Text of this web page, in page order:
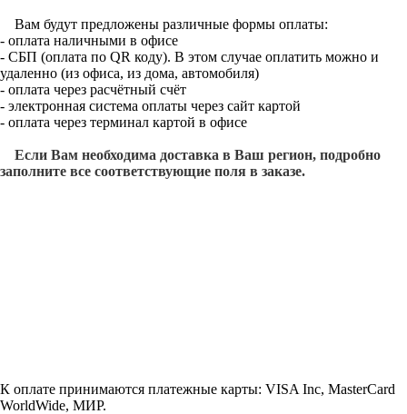
Вам будут предложены различные формы оплаты:
- оплата наличными в офисе
- СБП (оплата по QR коду). В этом случае оплатить можно и
удаленно (из офиса, из дома, автомобиля)
- оплата через расчётный счёт
- электронная система оплаты через сайт картой
- оплата через терминал картой в офисе
Если Вам необходима доставка в Ваш регион, подробно
заполните все соответствующие поля в заказе.
К оплате принимаются платежные карты: VISA Inc, MasterCard
WorldWide, МИР.